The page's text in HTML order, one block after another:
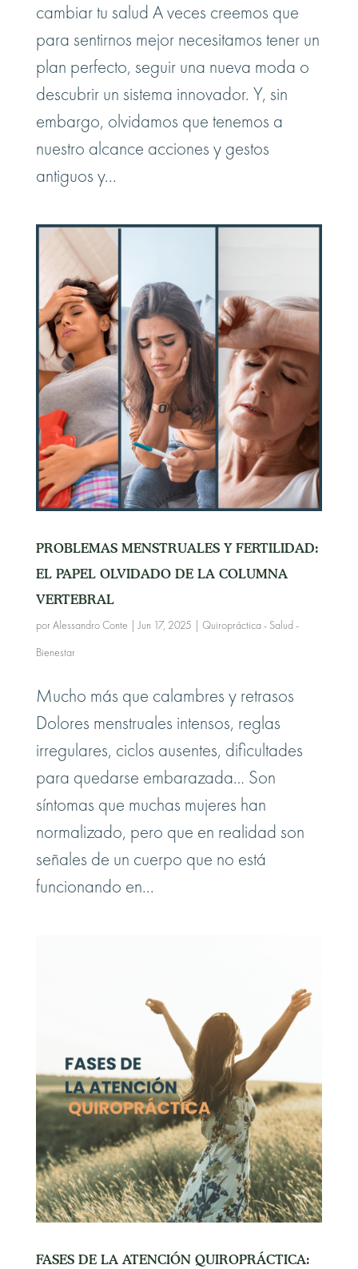
cambiar tu salud A veces creemos que
para sentirnos mejor necesitamos tener un
plan perfecto, seguir una nueva moda o
descubrir un sistema innovador. Y, sin
embargo, olvidamos que tenemos a
nuestro alcance acciones y gestos
antiguos y...
PROBLEMAS MENSTRUALES Y FERTILIDAD:
EL PAPEL OLVIDADO DE LA COLUMNA
VERTEBRAL
por Alessandro Conte |Jun 17, 2025 Quiropráctica - Salud -
Bienestar
Mucho más que calambres y retrasos
Dolores menstruales intensos, reglas
irregulares, ciclos ausentes, dificultades
para quedarse embarazada… Son
síntomas que muchas mujeres han
normalizado, pero que en realidad son
señales de un cuerpo que no está
funcionando en...
FASES DE LA ATENCIÓN QUIROPRÁCTICA: